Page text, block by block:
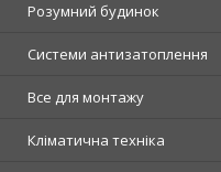
Розумний будинок
Системи антизатоплення
Все для монтажу
Кліматична техніка